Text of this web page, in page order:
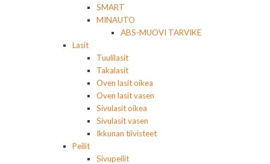
SMART
MINAUTO
ABS-MUOVI TARVIKE
Lasit
Tuulilasit
Takalasit
Oven lasit oikea
Oven lasit vasen
Sivulasit oikea
Sivulasit vasen
Ikkunan tiivisteet
Peilit
Sivupeilit